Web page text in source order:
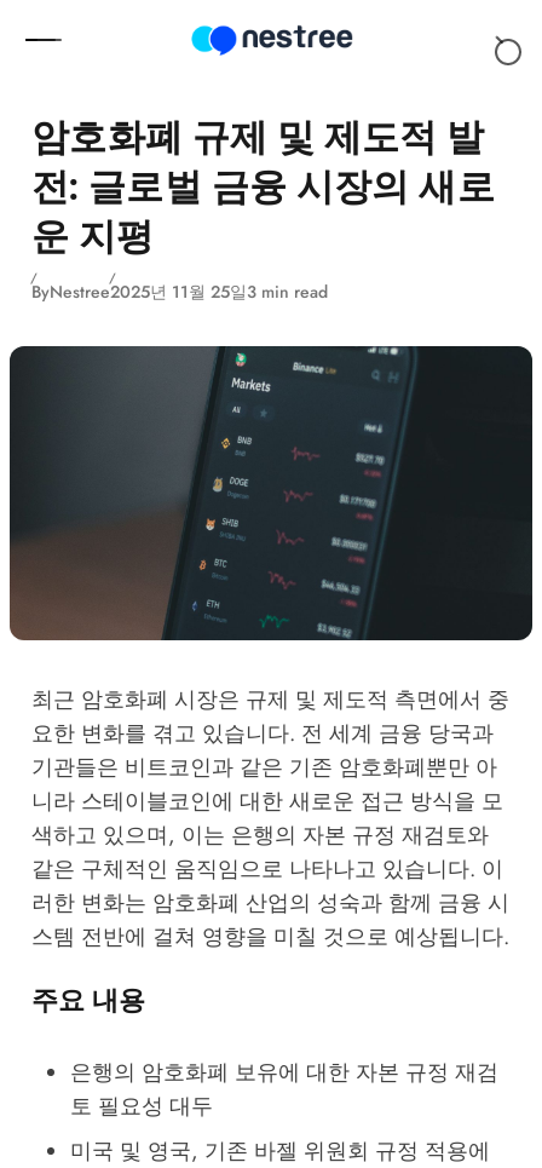
암호화폐 규제 및 제도적 발
전: 글로벌 금융 시장의 새로
운 지평
ByNestree2025년 11월 25일3 min read
최근 암호화폐 시장은 규제 및 제도적 측면에서 중
요한 변화를 겪고 있습니다. 전 세계 금융 당국과
기관들은 비트코인과 같은 기존 암호화폐뿐만 아
니라 스테이블코인에 대한 새로운 접근 방식을 모
색하고 있으며, 이는 은행의 자본 규정 재검토와
같은 구체적인 움직임으로 나타나고 있습니다. 이
러한 변화는 암호화폐 산업의 성숙과 함께 금융 시
스템 전반에 걸쳐 영향을 미칠 것으로 예상됩니다.
주요 내용
은행의 암호화폐 보유에 대한 자본 규정 재검
토 필요성 대두
미국 및 영국, 기존 바젤 위원회 규정 적용에